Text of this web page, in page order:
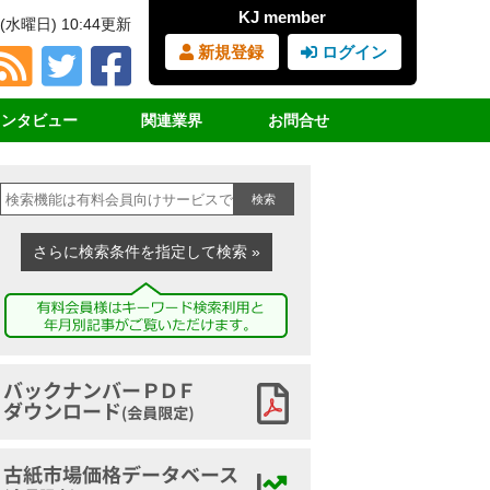
KJ member
新規登録
ログイン
曜日) 10:44更新
タビュー
イクル女子
団体挨拶
講演録
関連業界
ＰＥＴボトル
廃プラスチック
鉄スクラップ
家電リサイクル
古布
お問合せ
購読の申込み
広告の申込み
ヤードマップの申込み
古紙ジャーナルとは
検索
さらに検索条件を指定して検索 »